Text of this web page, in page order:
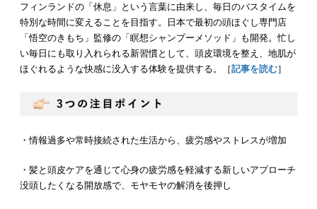
フィンランドの「休息」という言葉に由来し、毎日のバスタイムを
特別な時間に変えることを目指す。日本で最初の頭ほぐし専門店
「悟空のきもち」監修の「瞑想シャンプーメソッド」も開発。忙し
い毎日にも取り入れられる新習慣として、頭皮環境を整え、地肌が
ほぐれるような快感に没入する体験を提供する。［記事を読む］
・情報過多や常時接続された生活から、疲労感やストレスが増加
・髪と頭皮ケアを通じて心身の疲労感を軽減する新しいアプローチ
没頭したくなる開放感で、モヤモヤの解消を後押し